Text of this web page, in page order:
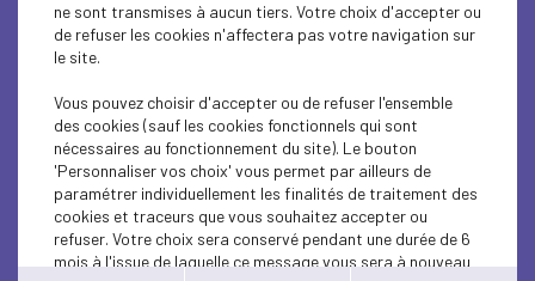
EDUCATION-TRAINING
EDUCATION-TRAINING
ECONOMY
INTERNATIONAL - EUROPE
EDUCATION-TRAINING
EDUCATION-TRAINING
ne sont transmises à aucun tiers. Votre choix d'accepter ou
de refuser les cookies n'affectera pas votre navigation sur
le site.
Vous pouvez choisir d'accepter ou de refuser l'ensemble
des cookies (sauf les cookies fonctionnels qui sont
nécessaires au fonctionnement du site). Le bouton
'Personnaliser vos choix' vous permet par ailleurs de
paramétrer individuellement les finalités de traitement des
cookies et traceurs que vous souhaitez accepter ou
refuser. Votre choix sera conservé pendant une durée de 6
mois à l'issue de laquelle ce message vous sera à nouveau